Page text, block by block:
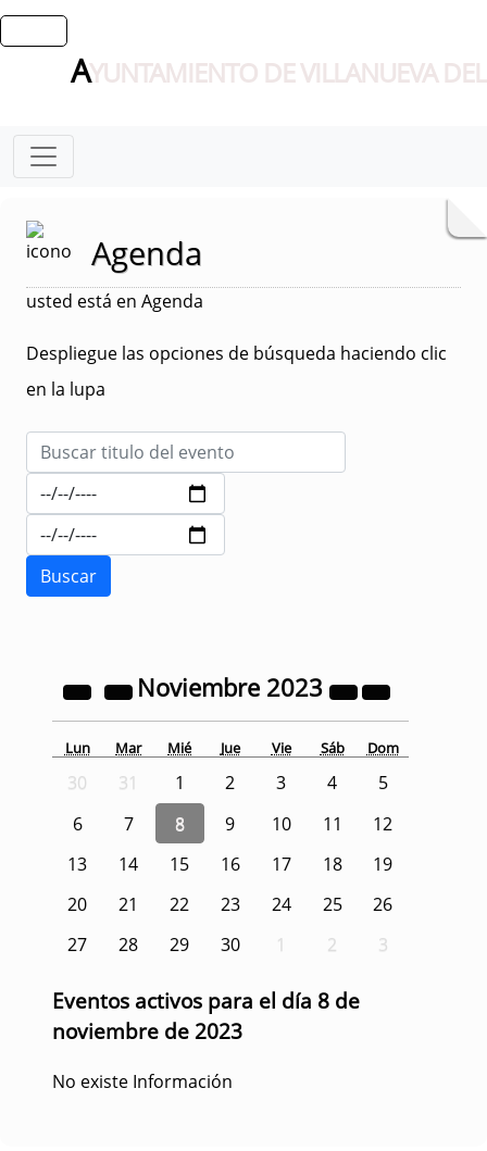
AYUNTAMIENTO DE VILLANUEVA
Agenda
usted está en Agenda
Despliegue las opciones de búsqueda haciendo clic
en la lupa
Noviembre 2023
Lun Mar Mié Jue Vie Sáb Dom
30 31 1 2 3 4
5
6
7 8 9 10 11
12
13
14 15 16 17 18
19
20
21 22 23 24 25
26
27
28 29 30 1 2 3
Eventos activos para el día 8 de
noviembre de 2023
No existe Información